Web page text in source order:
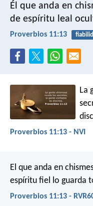
Él que anda en
de espíritu leal
Proverbios 11:13
La
Proverbios 11:13 - NVI
El que anda en
espíritu fiel lo guarda
Proverbios 11:13 -